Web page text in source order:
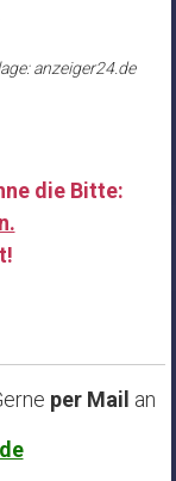
anzeiger24.de
die Bitte:
per Mail an